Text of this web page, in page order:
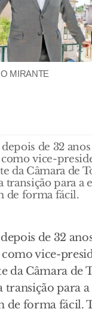
MIRANTE
de 32
vice-
da Câmara de
transição para a
de forma fácil.
de 32
vice-
da Câmara de
transição para
de forma fácil.